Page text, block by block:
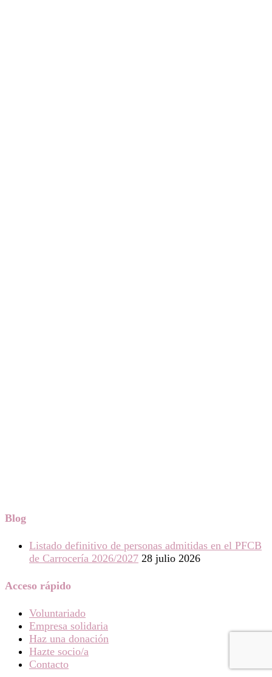
Blog
Listado definitivo de personas admitidas en el PFCB
de Carrocería 2026/2027 28 julio 2026
Acceso rápido
Voluntariado
Empresa solidaria
Haz una donación
Hazte socio/a
Contacto